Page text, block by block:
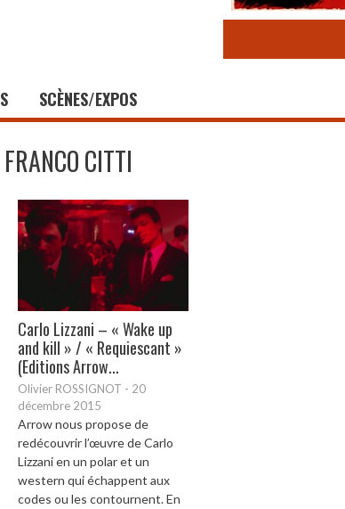
SCÈNES/EXPOS
FRANCO CITTI
Carlo Lizzani – « Wake up
and kill » / « Requiescant »
(Editions Arrow...
Olivier ROSSIGNOT - 20
décembre 2015
Arrow nous propose de
redécouvrir l’œuvre de Carlo
Lizzani en un polar et un
western qui échappent aux
codes ou les contournent. En